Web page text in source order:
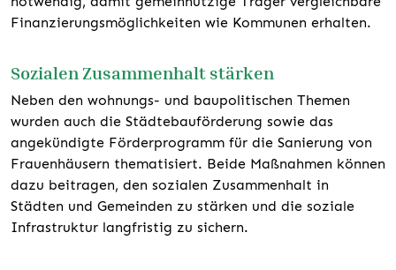
Finanzierungsmöglichkeiten wie Kommunen erhalten.
Sozialen Zusammenhalt stärken
Neben den wohnungs- und baupolitischen Themen
wurden auch die Städtebauförderung sowie das
angekündigte Förderprogramm für die Sanierung von
Frauenhäusern thematisiert. Beide Maßnahmen können
dazu beitragen, den sozialen Zusammenhalt in
Städten und Gemeinden zu stärken und die soziale
Infrastruktur langfristig zu sichern.